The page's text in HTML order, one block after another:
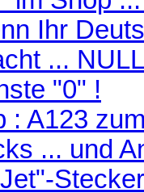
Ihr
...
"0" !
: A123
... und